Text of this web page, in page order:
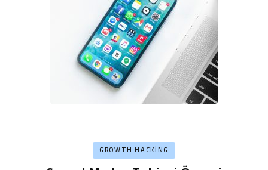
GROWTH HACKING